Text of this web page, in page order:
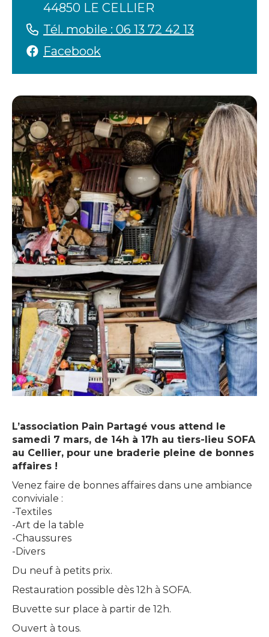
L’association Pain Partagé vous attend le
samedi 7 mars, de 14h à 17h au tiers-lieu SOFA
au Cellier, pour une braderie pleine de bonnes
affaires !
Venez faire de bonnes affaires dans une ambiance
conviviale :
-Textiles
-Art de la table
-Chaussures
-Divers
Du neuf à petits prix.
Restauration possible dès 12h à SOFA.
Buvette sur place à partir de 12h.
Ouvert à tous.
44850 LE CELLIER
Tél. mobile : 06 13 72 42 13
Facebook